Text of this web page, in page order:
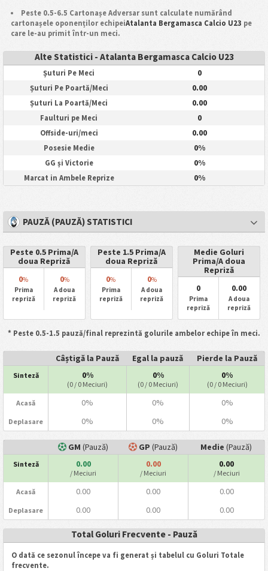
Peste 0.5-6.5 Cartonașe Adversar sunt calculate numărând
cartonașele oponenților echipeiAtalanta Bergamasca Calcio U23 pe
care le-au primit într-un meci.
Alte Statistici - Atalanta Bergamasca Calcio U23
Șuturi Pe Meci 0
Șuturi Pe Poartă/Meci 0.00
Șuturi La Poartă/Meci 0.00
Faulturi pe Meci 0
Offside-uri/meci 0.00
Posesie Medie 0%
GG și Victorie 0%
Marcat in Ambele Reprize 0%
PAUZĂ (PAUZĂ) STATISTICI
Peste 0.5 Prima/A
doua Repriză
0%
Prima
repriză
0%
A doua
repriză
Peste 1.5 Prima/A
doua Repriză
0%
Prima
repriză
0%
A doua
repriză
Medie Goluri
Prima/A doua
Repriză
0
Prima
repriză
0.00
A doua
repriză
* Peste 0.5-1.5 pauză/final reprezintă golurile ambelor echipe în meci.
Câștigă la Pauză Egal la pauză Pierde la Pauză
Sinteză 0%
(0 / 0 Meciuri)
0%
(0 / 0 Meciuri)
0%
(0 / 0 Meciuri)
Acasă 0% 0% 0%
Deplasare 0% 0% 0%
GM (Pauză) GP (Pauză) Medie (Pauză)
Sinteză 0.00
/ Meciuri
0.00
/ Meciuri
0.00
/ Meciuri
Acasă 0.00 0.00 0.00
Deplasare 0.00 0.00 0.00
Total Goluri Frecvente - Pauză
O dată ce sezonul începe va fi generat și tabelul cu Goluri Totale
frecvente.